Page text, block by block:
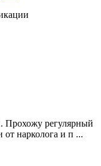
Прохожу регулярный
от нарколога и п ...